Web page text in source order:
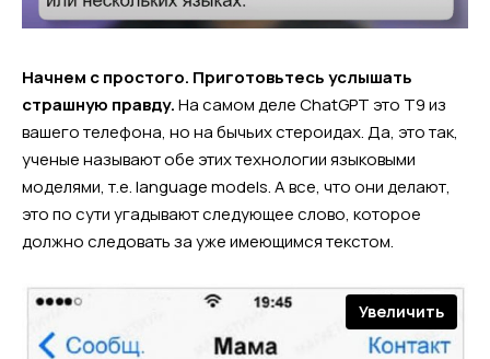
Начнем с простого. Приготовьтесь услышать
страшную правду.На самом деле ChatGPT это Т9 из
вашего телефона, но на бычьих стероидах. Да, это так,
ученые называют обе этих технологии языковыми
моделями, т.е. language models. А все, что они делают,
это по сути угадывают следующее слово, которое
должно следовать за уже имеющимся текстом.
Увеличить